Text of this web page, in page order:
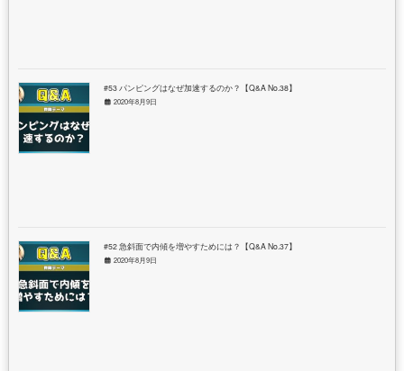
#53 パンピングはなぜ加速するのか？【Q&A No.38】
2020年8月9日
#52 急斜面で内傾を増やすためには？【Q&A No.37】
2020年8月9日